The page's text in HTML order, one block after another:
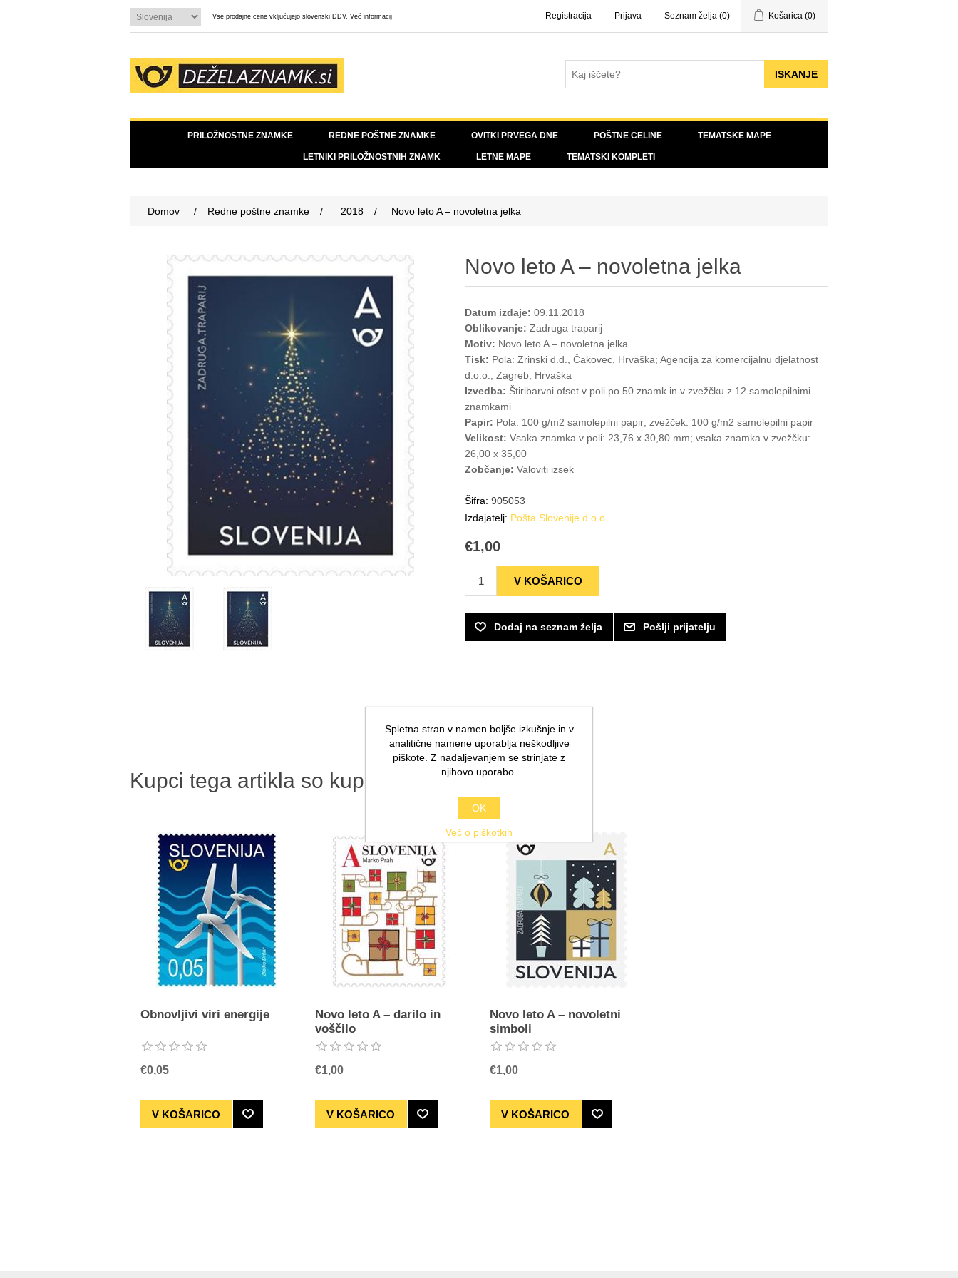
Vse prodajne cene vključujejo slovenski DDV. Več informacij Registracija Prijava Seznam želja (0) Košarica (0)
PRILOŽNOSTNE ZNAMKE REDNE POŠTNE ZNAMKE OVITKI PRVEGA DNE POŠTNE CELINE TEMATSKE MAPE
LETNIKI PRILOŽNOSTNIH ZNAMK LETNE MAPE TEMATSKI KOMPLETI
Domov / Redne poštne znamke / 2018 / Novo leto A – novoletna jelka
Novo leto A – novoletna jelka
Datum izdaje:09.11.2018
Oblikovanje:Zadruga traparij
Motiv: Novo leto A – novoletna jelka
Tisk: Pola: Zrinski d.d., Čakovec, Hrvaška; Agencija za komercijalnu djelatnost
d.o.o., Zagreb, Hrvaška
Izvedba: Štiribarvni ofset v poli po 50 znamk in v zvežčku z 12 samolepilnimi
znamkami
Papir: Pola: 100 g/m2 samolepilni papir; zvežček: 100 g/m2 samolepilni papir
Velikost:Vsaka znamka v poli: 23,76 x 30,80 mm; vsaka znamka v zvežčku:
26,00 x 35,00
Zobčanje:Valoviti izsek
Šifra: 905053
Izdajatelj: Pošta Slovenije d.o.o.
€1,00
Kupci tega artikla so kupili še
Obnovljivi viri energije
€0,05
Novo leto A – darilo in
voščilo
€1,00
Novo leto A – novoletni
simboli
€1,00
Spletna stran v namen boljše izkušnje in v
analitične namene uporablja neškodljive
piškote. Z nadaljevanjem se strinjate z
njihovo uporabo.
OK
Več o piškotkih